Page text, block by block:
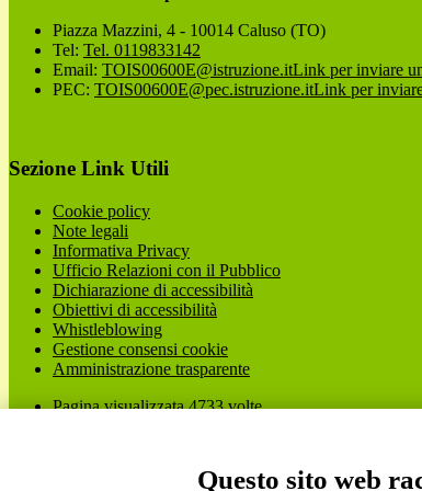
Piazza Mazzini, 4 - 10014 Caluso (TO)
Tel: Tel. 0119833142
Email: TOIS00600E@istruzione.itLink per inviare
PEC: TOIS00600E@pec.istruzione.itLink per
Sezione Link Utili
Cookie policy
Note legali
Informativa Privacy
Ufficio Relazioni con il Pubblico
Dichiarazione di accessibilità
Obiettivi di accessibilità
Whistleblowing
Gestione consensi cookie
Amministrazione trasparente
Pagina visualizzata4733volte
Questo sito web